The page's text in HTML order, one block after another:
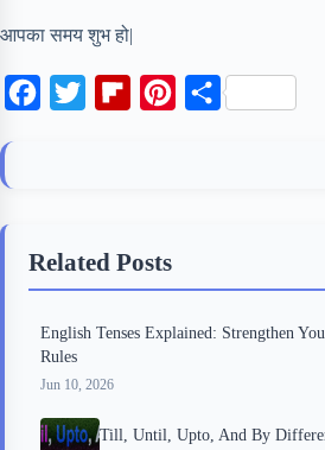
आपका समय शुभ हो|
o
k
e
o
r
s
S
Related Posts
English Tenses Explained: Strengthen
Rules
Jun 10, 2026
Till, Until, Upto, And By